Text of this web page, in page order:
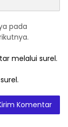
pada
melalui surel.